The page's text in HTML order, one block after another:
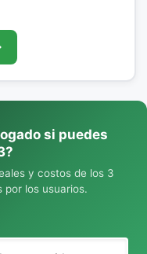
si puedes
y costos de los 3
por los usuarios.